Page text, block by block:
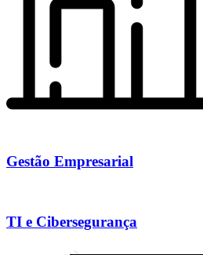
Gestão Empresarial
TI e Cibersegurança